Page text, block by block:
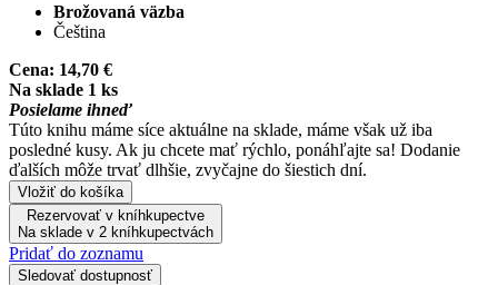
Brožovaná väzba
Čeština
Cena: 14,70 €
Na sklade 1 ks
Posielame ihneď
Túto knihu máme síce aktuálne na sklade, máme však už iba
posledné kusy. Ak ju chcete mať rýchlo, ponáhľajte sa! Dodanie
ďalších môže trvať dlhšie, zvyčajne do šiestich dní.
Vložiť do košíka
Rezervovať v kníhkupectve
Na sklade v 2 kníhkupectvách
Pridať do zoznamu
Sledovať dostupnosť